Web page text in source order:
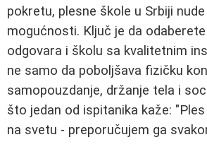
pokretu, plesne škole u Srbiji
mogućnosti. Ključ je da
odgovara i školu sa kvalitetnim
ne samo da poboljšava fizičku
samopouzdanje, držanje tela i
što jedan od ispitanika kaže:
na svetu - preporučujem ga